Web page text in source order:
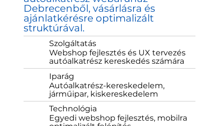
Debrecenből, vásárlásra és
ajánlatkérésre optimalizált
struktúrával.
Szolgáltatás
Webshop fejlesztés és UX tervezés
autóalkatrész kereskedés számára
Iparág
Autóalkatrész-kereskedelem,
járműipar, kiskereskedelem
Technológia
Egyedi webshop fejlesztés, mobilra